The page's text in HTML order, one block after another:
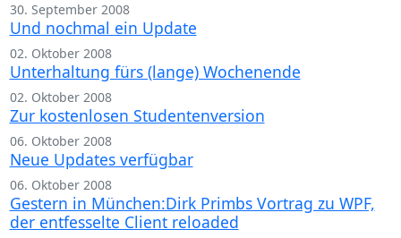
30. September 2008
Und nochmal ein Update
02. Oktober 2008
Unterhaltung fürs (lange) Wochenende
02. Oktober 2008
Zur kostenlosen Studentenversion
06. Oktober 2008
Neue Updates verfügbar
06. Oktober 2008
Gestern in München:Dirk Primbs Vortrag zu WPF,
der entfesselte Client reloaded